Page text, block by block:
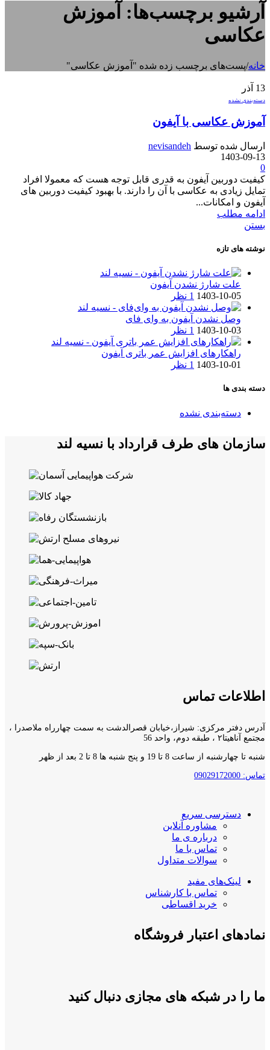
آرشیو برچسب‌ها: آموزش
عکاسی
خانه/پست‌های برچسب زده شده "آموزش عکاسی"
13 آذر
دسته‌بندی نشده
آموزش عکاسی با آیفون
ارسال شده توسط nevisandeh
1403-09-13
0
کیفیت دوربین آیفون به قدری قابل توجه هست که معمولا افراد
تمایل زیادی به عکاسی با آن را دارند. با بهبود کیفیت دوربین های
آیفون و امکانات...
ادامه مطلب
بستن
نوشته های تازه
علت شارژ نشدن آیفون
1403-10-05 1 نظر
وصل نشدن آیفون به وای فای
1403-10-03 1 نظر
راهکارهای افزایش عمر باتری آیفون
1403-10-01 1 نظر
دسته بندی ها
دسته‌بندی نشده
سازمان های طرف قرارداد با نسیه لند
اطلاعات تماس
آدرس دفتر مرکزی: شیراز،خیابان قصرالدشت به سمت چهارراه ملاصدرا ،
مجتمع آناهیتا۲ ، طبقه دوم، واحد 56
شنبه تا چهارشنبه از ساعت 8 تا 19 و پنج شنبه ها 8 تا 2 بعد از ظهر
تماس: 09029172000
دسترسی سریع
مشاوره آنلاین
درباره ی ما
تماس با ما
سوالات متداول
لینک‌های مفید
تماس با کارشناس
خرید اقساطی
نمادهای اعتبار فروشگاه
ما را در شبکه های مجازی دنبال کنید